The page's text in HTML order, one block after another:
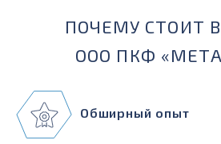
ПОЧЕМУ СТОИТ
ООО ПКФ
Обширный опыт